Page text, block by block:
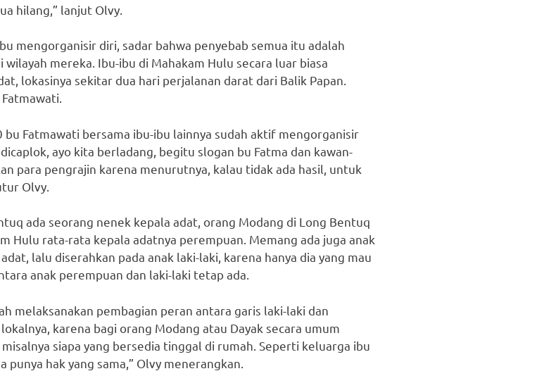
hilang,” lanjut Olvy.
mengorganisir diri, sadar bahwa penyebab semua itu adalah
mereka. Ibu-ibu di Mahakam Hulu secara luar biasa
lokasinya sekitar dua hari perjalanan darat dari Balik Papan.
Fatmawati bersama ibu-ibu lainnya sudah aktif mengorganisir
ayo kita berladang, begitu slogan bu Fatma dan kawan-
para pengrajin karena menurutnya, kalau tidak ada hasil, untuk
Olvy.
ada seorang nenek kepala adat, orang Modang di Long Bentuq
Hulu rata-rata kepala adatnya perempuan. Memang ada juga anak
lalu diserahkan pada anak laki-laki, karena hanya dia yang mau
anak perempuan dan laki-laki tetap ada.
melaksanakan pembagian peran antara garis laki-laki dan
karena bagi orang Modang atau Dayak secara umum
siapa yang bersedia tinggal di rumah. Seperti keluarga ibu
hak yang sama,” Olvy menerangkan.